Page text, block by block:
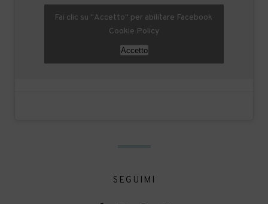
Fai clic su "Accetto" per abilitare Facebook
Cookie Policy
Accetto
SEGUIMI